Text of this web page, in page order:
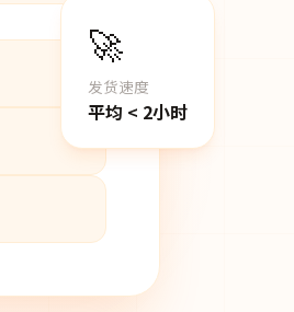
🚀
发货速度
平均 < 2小时